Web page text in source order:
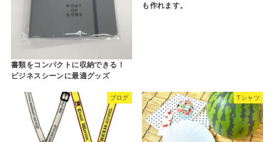
書類をコンパクトに収納できる！
ビジネスシーンに最適グッズ
も作れます。
ブログ Tシャツ